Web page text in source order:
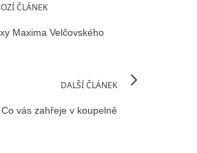
ČLÁNEK
Maxima Velčovského
DALŠÍ ČLÁNEK
Co vás zahřeje v koupelně